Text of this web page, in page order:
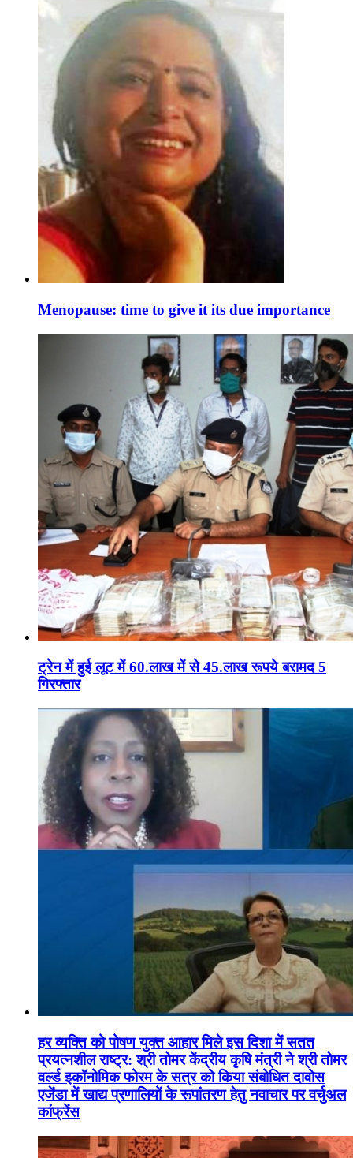
Menopause: time to give it its due importance
ट्रेन में हुई लूट में 60.लाख में से 45.लाख रूपये बरामद 5
गिरफ्तार
हर व्यक्ति को पोषण युक्त आहार मिले इस दिशा में सतत
प्रयत्नशील राष्ट्र: श्री तोमर केंद्रीय कृषि मंत्री ने श्री तोमर
वर्ल्ड इकॉनोमिक फोरम के सत्र को किया संबोधित दावोस
एजेंडा में खाद्य प्रणालियों के रूपांतरण हेतु नवाचार पर वर्चुअल
कांफ्रेंस